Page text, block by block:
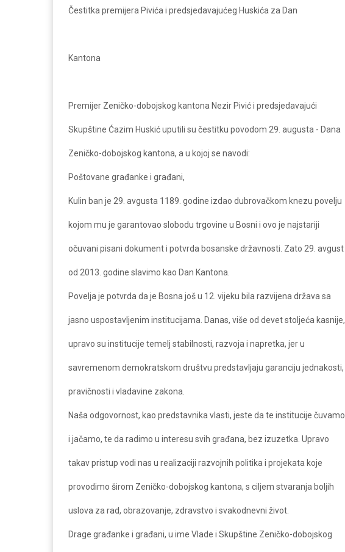
Čestitka premijera Pivića i predsjedavajućeg Huskića za Dan
Kantona
Premijer Zeničko-dobojskog kantona Nezir Pivić i predsjedavajući
Skupštine Ćazim Huskić uputili su čestitku povodom 29. augusta - Dana
Zeničko-dobojskog kantona, a u kojoj se navodi:
Poštovane građanke i građani,
Kulin ban je 29. avgusta 1189. godine izdao dubrovačkom knezu povelju
kojom mu je garantovao slobodu trgovine u Bosni i ovo je najstariji
očuvani pisani dokument i potvrda bosanske državnosti. Zato 29. avgust
od 2013. godine slavimo kao Dan Kantona.
Povelja je potvrda da je Bosna još u 12. vijeku bila razvijena država sa
jasno uspostavljenim institucijama. Danas, više od devet stoljeća kasnije,
upravo su institucije temelj stabilnosti, razvoja i napretka, jer u
savremenom demokratskom društvu predstavljaju garanciju jednakosti,
pravičnosti i vladavine zakona.
Naša odgovornost, kao predstavnika vlasti, jeste da te institucije čuvamo
i jačamo, te da radimo u interesu svih građana, bez izuzetka. Upravo
takav pristup vodi nas u realizaciji razvojnih politika i projekata koje
provodimo širom Zeničko-dobojskog kantona, s ciljem stvaranja boljih
uslova za rad, obrazovanje, zdravstvo i svakodnevni život.
Drage građanke i građani, u ime Vlade i Skupštine Zeničko-dobojskog